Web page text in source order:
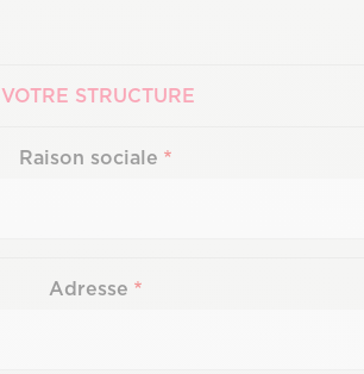
VOTRE STRUCTURE
Raison sociale
Adresse
Adresse